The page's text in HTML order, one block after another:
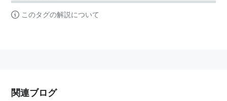
このタグの解説について
関連ブログ